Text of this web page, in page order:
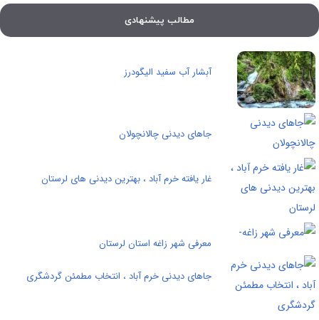
مطالب پیشنهادی
آبشار آب سفید الیگودرز
جاهای دیدنی چالانچولان
غار یافته خرم آباد ، بهترین دیدنی های لرستان
معرفی شهر زاغه استان لرستان
جاهای دیدنی خرم آباد ، انتخاب مطمئن گردشگری